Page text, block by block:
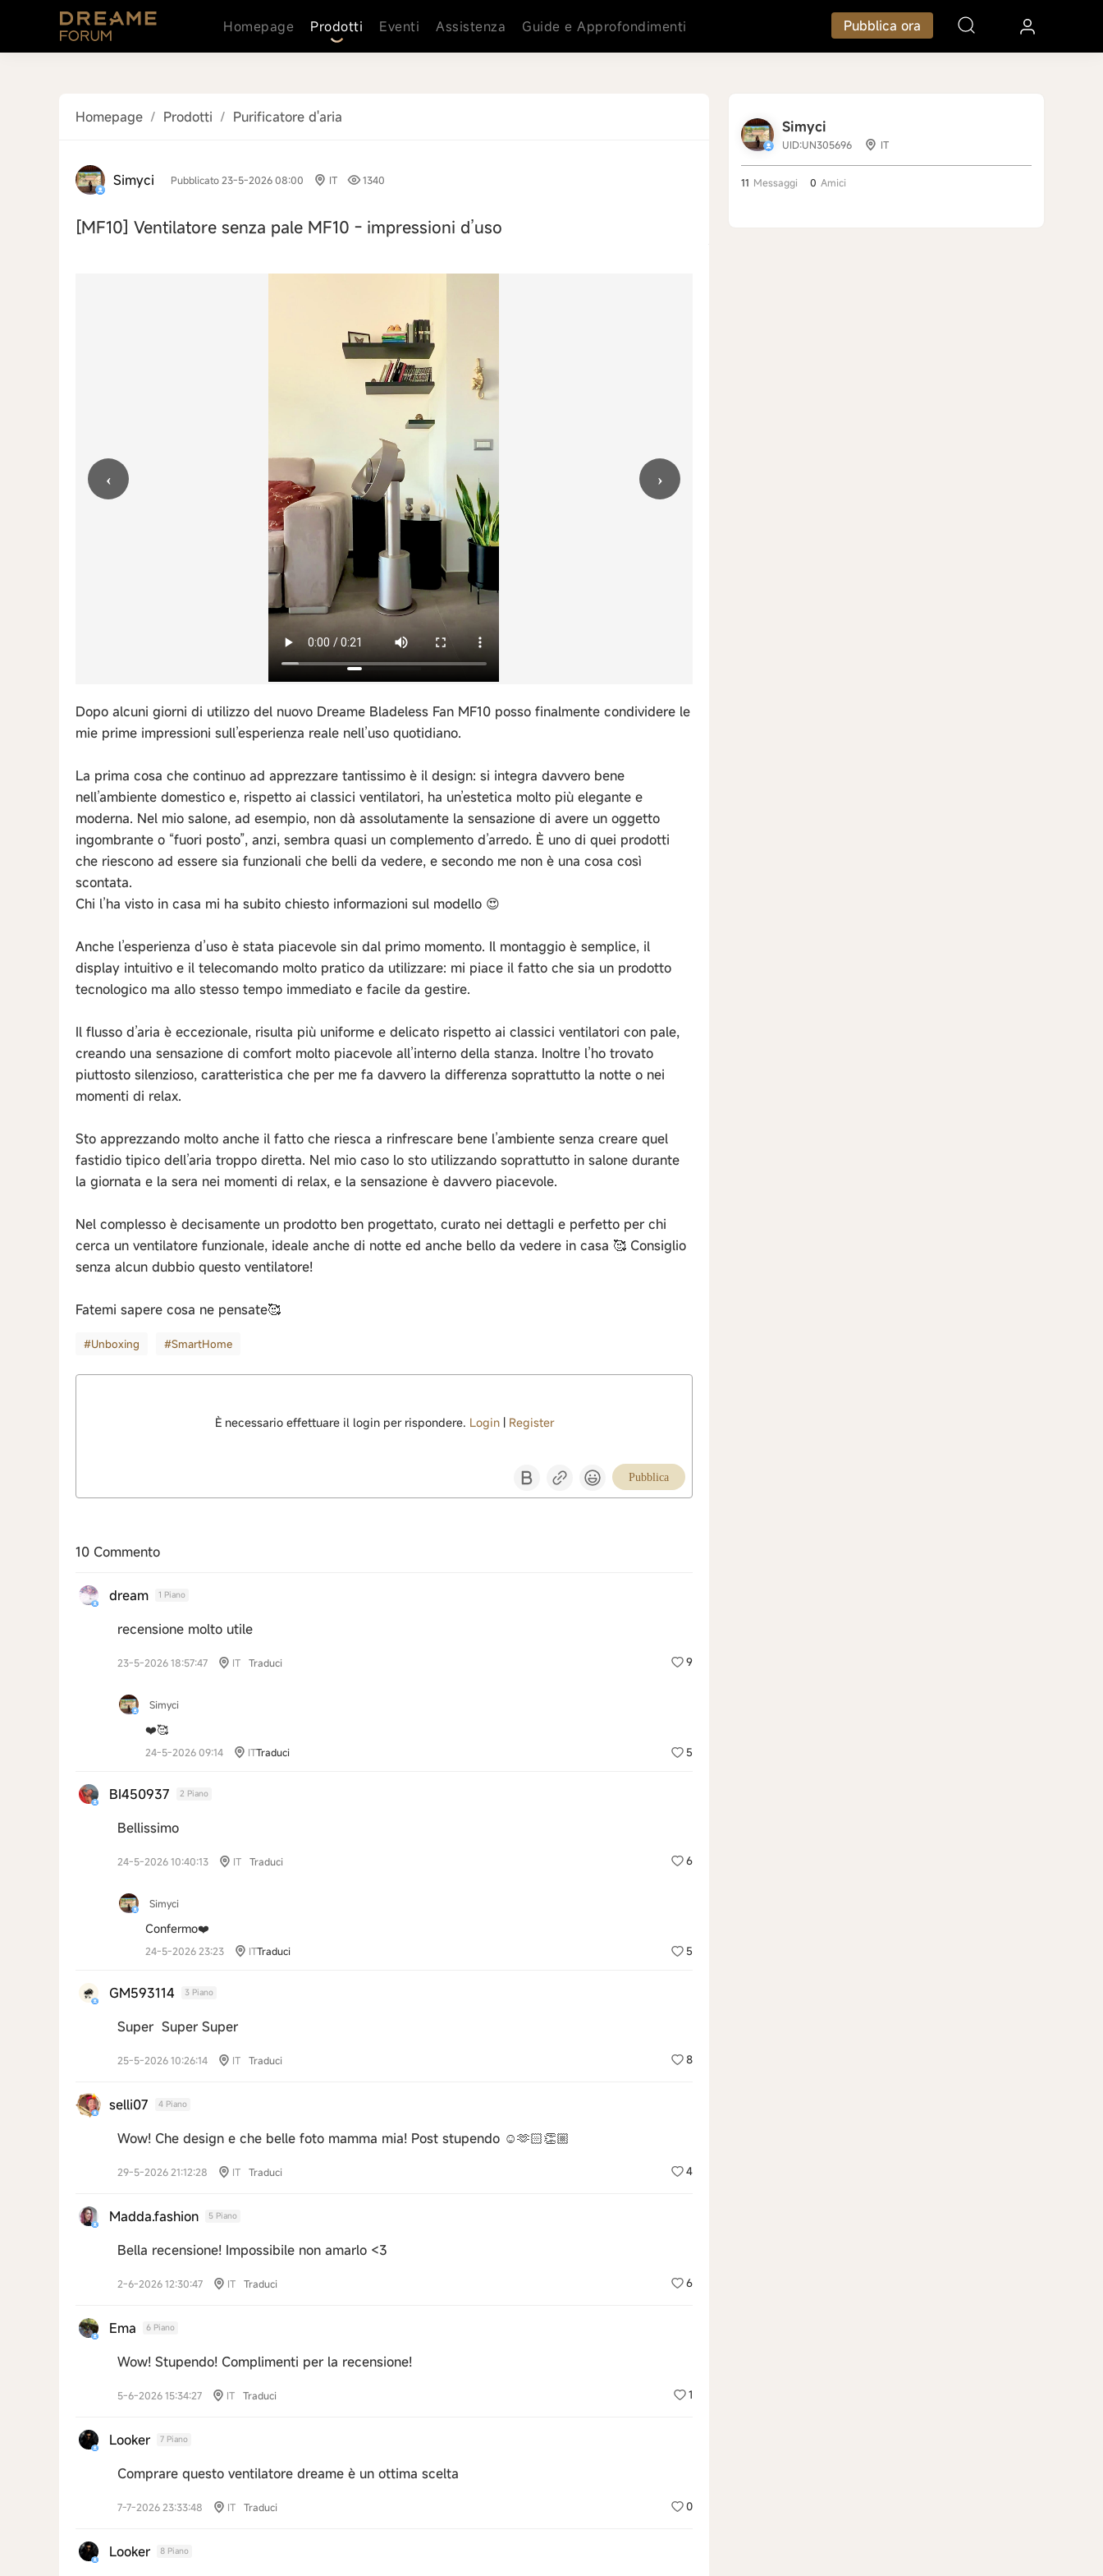
Homepage Prodotti Eventi Assistenza Guide e Approfondimenti Pubblica ora
Homepage / Prodotti / Purificatore d'aria
Simyci Pubblicato 23-5-2026 08:00 IT 1340
[MF10] Ventilatore senza pale MF10 - impressioni d’uso
‹ ›
Dopo alcuni giorni di utilizzo del nuovo Dreame Bladeless Fan MF10 posso finalmente condividere le
mie prime impressioni sull’esperienza reale nell’uso quotidiano.
La prima cosa che continuo ad apprezzare tantissimo è il design: si integra davvero bene
nell’ambiente domestico e, rispetto ai classici ventilatori, ha un’estetica molto più elegante e
moderna. Nel mio salone, ad esempio, non dà assolutamente la sensazione di avere un oggetto
ingombrante o “fuori posto”, anzi, sembra quasi un complemento d’arredo. È uno di quei prodotti
che riescono ad essere sia funzionali che belli da vedere, e secondo me non è una cosa così
scontata.
Chi l’ha visto in casa mi ha subito chiesto informazioni sul modello 😍
Anche l’esperienza d’uso è stata piacevole sin dal primo momento. Il montaggio è semplice, il
display intuitivo e il telecomando molto pratico da utilizzare: mi piace il fatto che sia un prodotto
tecnologico ma allo stesso tempo immediato e facile da gestire.
Il flusso d’aria è eccezionale, risulta più uniforme e delicato rispetto ai classici ventilatori con pale,
creando una sensazione di comfort molto piacevole all’interno della stanza. Inoltre l’ho trovato
piuttosto silenzioso, caratteristica che per me fa davvero la differenza soprattutto la notte o nei
momenti di relax.
Sto apprezzando molto anche il fatto che riesca a rinfrescare bene l’ambiente senza creare quel
fastidio tipico dell’aria troppo diretta. Nel mio caso lo sto utilizzando soprattutto in salone durante
la giornata e la sera nei momenti di relax, e la sensazione è davvero piacevole.
Nel complesso è decisamente un prodotto ben progettato, curato nei dettagli e perfetto per chi
cerca un ventilatore funzionale, ideale anche di notte ed anche bello da vedere in casa 🥰 Consiglio
senza alcun dubbio questo ventilatore!
Fatemi sapere cosa ne pensate🥰
#Unboxing #SmartHome
È necessario effettuare il login per rispondere. Login| Register
Pubblica
10 Commento
dream 1 Piano
recensione molto utile
9
23-5-2026 18:57:47 IT Traduci
Simyci
❤️🥰
24-5-2026 09:14 ITTraduci 5
BI450937 2 Piano
Bellissimo
6
24-5-2026 10:40:13 IT Traduci
Simyci
Confermo❤️
24-5-2026 23:23 ITTraduci 5
GM593114 3 Piano
Super Super Super
8
25-5-2026 10:26:14 IT Traduci
selli07 4 Piano
Wow! Che design e che belle foto mamma mia! Post stupendo ☺️🫶🏻👏🏼
4
29-5-2026 21:12:28 IT Traduci
Madda.fashion 5 Piano
Bella recensione! Impossibile non amarlo <3
6
2-6-2026 12:30:47 IT Traduci
Ema 6 Piano
Wow! Stupendo! Complimenti per la recensione!
1
5-6-2026 15:34:27 IT Traduci
Looker 7 Piano
Comprare questo ventilatore dreame è un ottima scelta
0
7-7-2026 23:33:48 IT Traduci
Looker 8 Piano
Simyci
UID:UN305696 IT
11 Messaggi 0 Amici